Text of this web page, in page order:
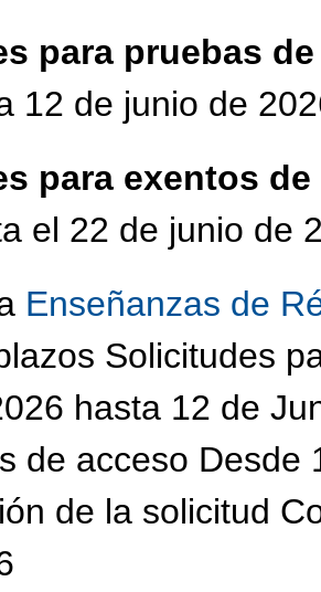
para pruebas
12 de junio de
para exentos
el 22 de junio de
Enseñanzas de
Solicitudes
hasta 12 de
de acceso Desde
de la solicitud